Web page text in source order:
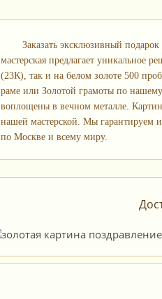
Заказать эксклюзивный
мастерская предлагает уникальное
(23К), так и на белом золоте 500
раме или Золотой грамоты по
воплощены в вечном металле.
нашей мастерской. Мы гарантируем
по Москве и всему миру.